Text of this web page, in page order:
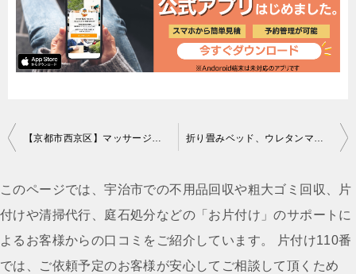
投
ナ
ビ
ゲ
ー
【京都市西京区】マッサージチェアの回収・処分ご依頼 お客様の声 折り畳みベッド、ウレタンマットレス、カーペット、米びつ等の回収
このページでは、宇治市での不用品回収や粗大ゴミ回収、片
付けや清掃代行、庭石処分などの「お片付け」のサポートに
よるお客様からの口コミをご紹介しています。 片付け110番
では、ご依頼予定のお客様が安心してご相談して頂くため